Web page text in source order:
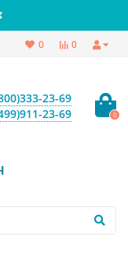
0
0
23-69
23-69
0